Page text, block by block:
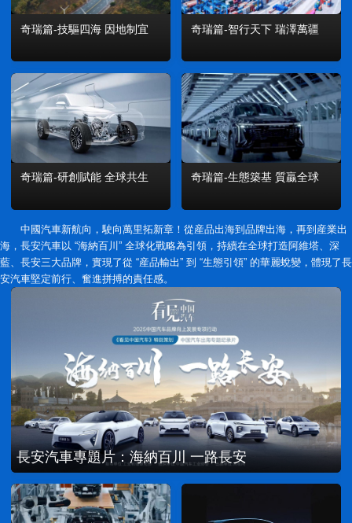
奇瑞篇-技驅四海 因地制宜 奇瑞篇-智行天下 瑞澤萬疆
奇瑞篇-研創賦能 全球共生 奇瑞篇-生態築基 質贏全球
中國汽車新航向，駛向萬里拓新章！從産品出海到品牌出海，再到産業出
海，長安汽車以 “海納百川” 全球化戰略為引領，持續在全球打造阿維塔、深
藍、長安三大品牌，實現了從 “産品輸出” 到 “生態引領” 的華麗蛻變，體現了長
安汽車堅定前行、奮進拼搏的責任感。
長安汽車專題片：海納百川 一路長安